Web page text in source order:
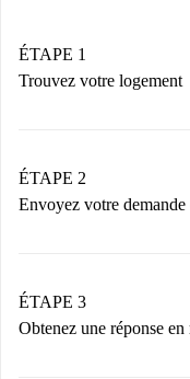
ÉTAPE 1
Trouvez votre logement
Vous disposez à
nécessaires.
ÉTAPE 2
Envoyez votre demande
Nous ne vous
n’aura pas
ÉTAPE 3
Obtenez une réponse